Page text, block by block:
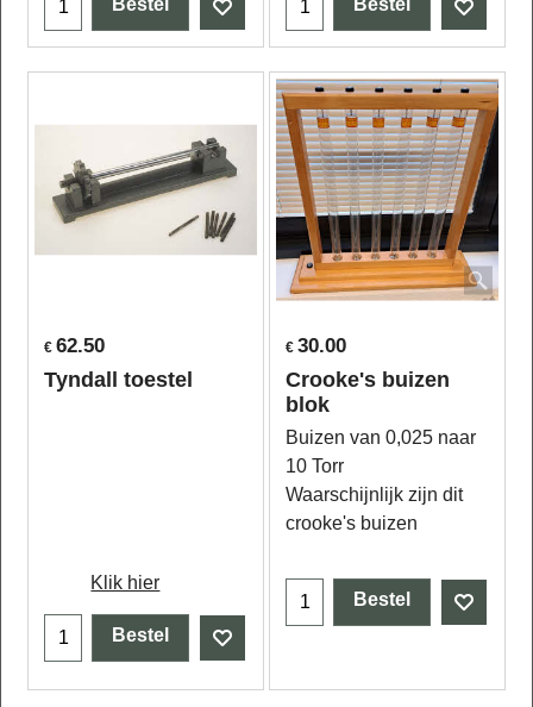
Bestel Bestel
€ 62.50
Tyndall toestel
Klik hier
Bestel
€ 30.00
Crooke's buizen
blok
Buizen van 0,025 naar
10 Torr
Waarschijnlijk zijn dit
crooke's buizen
Bestel